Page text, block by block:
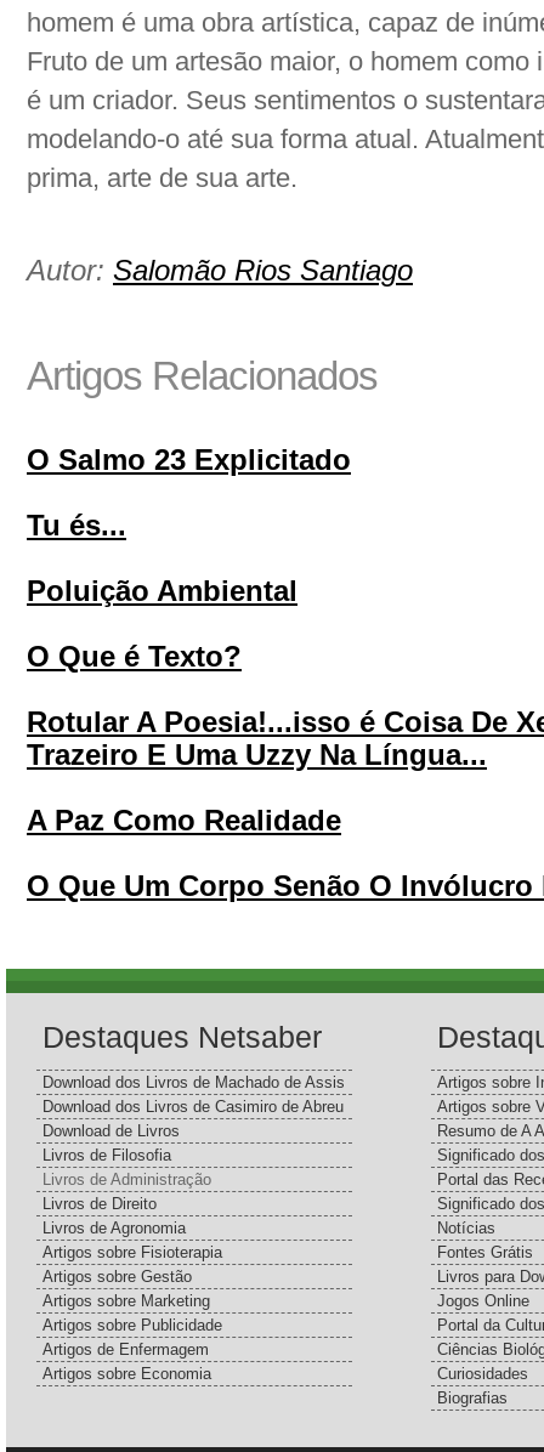
homem é uma obra artística, capaz de
Fruto de um artesão maior, o homem
é um criador. Seus sentimentos o
modelando-o até sua forma atual.
prima, arte de sua arte.
Autor: Salomão Rios Santiago
Artigos Relacionados
O Salmo 23 Explicitado
Tu és...
Poluição Ambiental
O Que é Texto?
Rotular A Poesia!...isso é Coisa De
Trazeiro E Uma Uzzy Na Língua...
A Paz Como Realidade
O Que Um Corpo Senão O Invólucro
Destaques Netsaber
Download dos Livros de Machado de Assis
Download dos Livros de Casimiro de Abreu
Download de Livros
Livros de Filosofia
Livros de Administração
Livros de Direito
Livros de Agronomia
Artigos sobre Fisioterapia
Artigos sobre Gestão
Artigos sobre Marketing
Artigos sobre Publicidade
Artigos de Enfermagem
Artigos sobre Economia
Artigos sobre
Artigos sobre
Resumo de A
Significado
Portal das
Significado
Notícias
Fontes Grátis
Livros para
Jogos Online
Portal da
Ciências
Curiosidades
Biografias